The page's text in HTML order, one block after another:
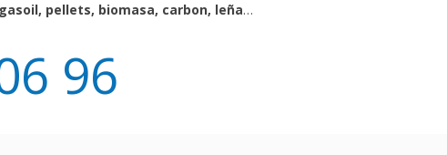
pellets, biomasa, carbon, leña…
96